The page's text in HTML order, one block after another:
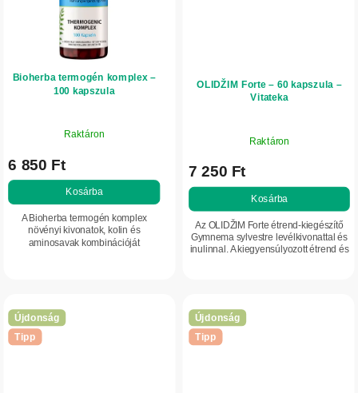
Bioherba termogén komplex –
100 kapszula
Raktáron
6 850 Ft
Kosárba
A Bioherba termogén komplex
növényi kivonatok, kolin és
aminosavak kombinációját
OLIDŽIM Forte – 60 kapszula –
Vitateka
Raktáron
7 250 Ft
Kosárba
Az OLIDŽIM Forte étrend-kiegészítő
Gymnema sylvestre levélkivonattal és
inulinnal. A kiegyensúlyozott étrend és
Újdonság
Tipp
Újdonság
Tipp